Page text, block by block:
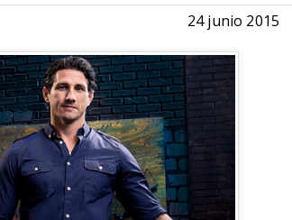
24 junio 2015